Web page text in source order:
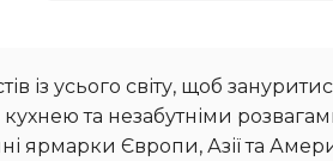
із усього світу, щоб
та незабутніми
ярмарки Європи, Азії та